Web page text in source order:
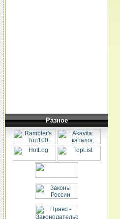
Разное